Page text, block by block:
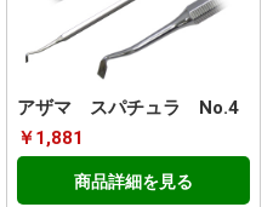
アザマ スパチュラ No.4
￥1,881
商品詳細を見る